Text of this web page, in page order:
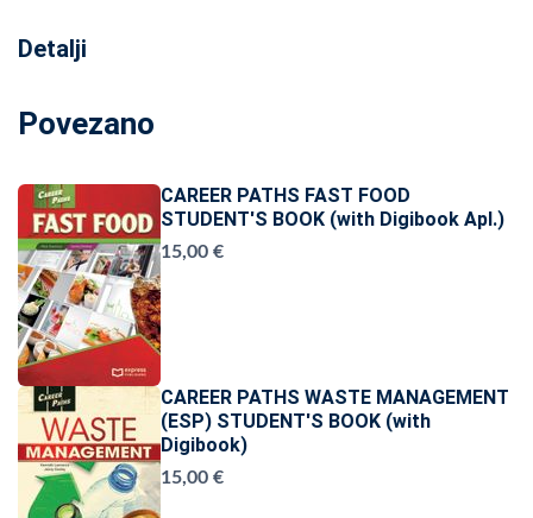
Detalji
Povezano
CAREER PATHS FAST FOOD
STUDENT'S BOOK (with Digibook Apl.)
15,00 €
CAREER PATHS WASTE MANAGEMENT
(ESP) STUDENT'S BOOK (with
Digibook)
15,00 €